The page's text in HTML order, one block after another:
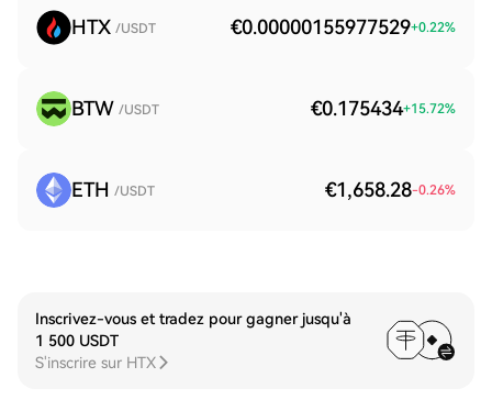
HTX /USDT €0.00000155977529+0.22%
BTW /USDT €0.175434+15.72%
ETH /USDT €1,658.28-0.26%
Inscrivez-vous et tradez pour gagner jusqu'à
1 500 USDT
S'inscrire sur HTX